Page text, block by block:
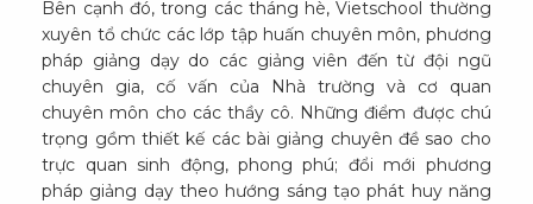
Bên cạnh đó, trong các tháng hè, Vietschool thường
xuyên tổ chức các lớp tập huấn chuyên môn, phương
pháp giảng dạy do các giảng viên đến từ đội ngũ
chuyên gia, cố vấn của Nhà trường và cơ quan
chuyên môn cho các thầy cô. Những điểm được chú
trọng gồm thiết kế các bài giảng chuyên đề sao cho
trực quan sinh động, phong phú; đổi mới phương
pháp giảng dạy theo hướng sáng tạo phát huy năng